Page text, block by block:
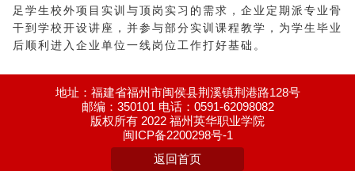
足学生校外项目实训与顶岗实习的需求，企业定期派专业骨
干到学校开设讲座，并参与部分实训课程教学，为学生毕业
后顺利进入企业单位一线岗位工作打好基础。
地址：福建省福州市闽侯县荆溪镇荆港路128号
邮编：350101 电话：0591-62098082
版权所有 2022 福州英华职业学院
闽ICP备2200298号-1
返回首页